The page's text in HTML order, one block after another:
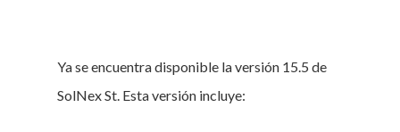
Ya se encuentra disponible la versión 15.5 de
SolNex St. Esta versión incluye: